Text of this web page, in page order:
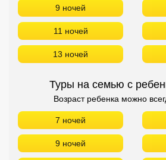
9 ночей
11 ночей
13 ночей
Туры на семью с
Возраст ребенка можно
7 ночей
9 ночей